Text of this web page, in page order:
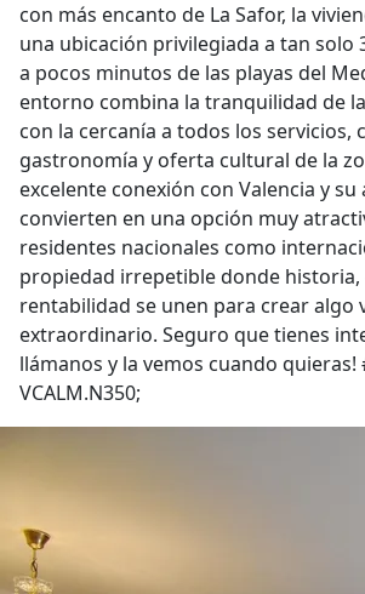
con más encanto de La Safor, la
una ubicación privilegiada a tan solo
a pocos minutos de las playas del
entorno combina la tranquilidad de
con la cercanía a todos los servicios,
gastronomía y oferta cultural de la
excelente conexión con Valencia y
convierten en una opción muy
residentes nacionales como
propiedad irrepetible donde historia,
rentabilidad se unen para crear algo
extraordinario. Seguro que tienes
llámanos y la vemos cuando quieras!
VCALM.N350;